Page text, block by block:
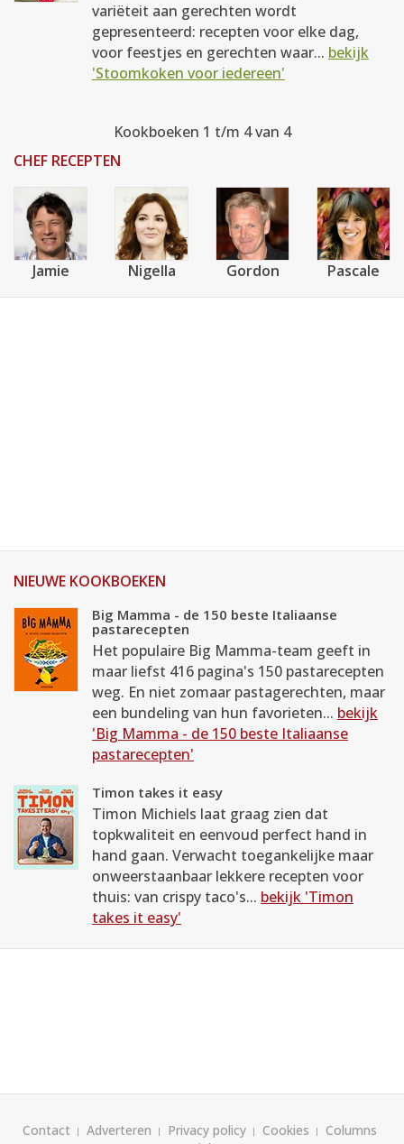
variëteit aan gerechten wordt
gepresenteerd: recepten voor elke dag,
voor feestjes en gerechten waar... bekijk
'Stoomkoken voor iedereen'
Kookboeken 1 t/m 4 van 4
CHEF RECEPTEN
Jamie Nigella Gordon Pascale
NIEUWE KOOKBOEKEN
Big Mamma - de 150 beste Italiaanse
pastarecepten
Het populaire Big Mamma-team geeft in
maar liefst 416 pagina's 150 pastarecepten
weg. En niet zomaar pastagerechten, maar
een bundeling van hun favorieten... bekijk
'Big Mamma - de 150 beste Italiaanse
pastarecepten'
Timon takes it easy
Timon Michiels laat graag zien dat
topkwaliteit en eenvoud perfect hand in
hand gaan. Verwacht toegankelijke maar
onweerstaanbaar lekkere recepten voor
thuis: van crispy taco's... bekijk 'Timon
takes it easy'
Contact Adverteren Privacy policy Cookies
Columns